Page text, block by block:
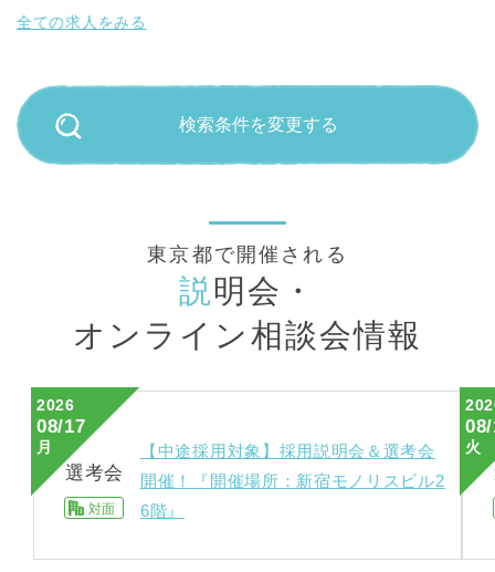
全ての求人をみる
検索条件を変更する
東京都で開催される
説明会・
オンライン相談会情報
2026
08/17
月
選考会
対面
【中途採用対象】採用説明会＆選考会
開催！『開催場所：新宿モノリスビル2
6階』
火